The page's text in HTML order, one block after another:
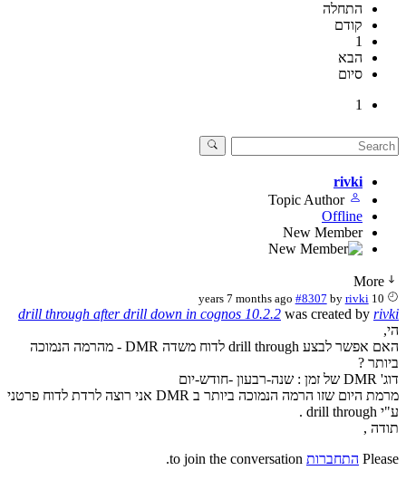
התחלה
קודם
1
הבא
סיום
1
rivki
Topic Author
Offline
New Member
More
10 years 7 months ago
#8307 by rivki
drill through after drill down in cognos 10.2.2 was created by rivki
הי,
האם אפשר לבצע drill through לדוח משדה DMR - מהרמה הנמוכה
ביותר ?
דוג' DMR של זמן : שנה-רבעון -חודש-יום
מרמת היום שזו הרמה הנמוכה ביותר ב DMR אני רוצה לרדת לדוח פרטני
ע"י drill through .
תודה ,
Please התחברות